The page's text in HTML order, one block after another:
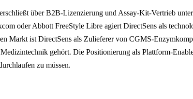
über B2B-Lizenzierung und Assay-Kit-Vertrieb
oder Abbott FreeStyle Libre agiert DirectSens als
Markt ist DirectSens als Zulieferer von CGMS-
gehört. Die Positionierung als Plattform-
zu müssen.